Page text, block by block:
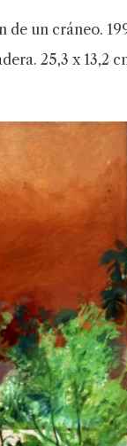
de un cráneo.
25,3 x 13,2